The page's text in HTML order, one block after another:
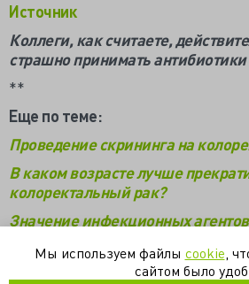
Источник
Коллеги, как считаете,
страшно принимать
**
Еще по теме:
Проведение скрининга на
В каком возрасте лучше
колоректальный рак?
Значение инфекционных
Мы используем файлы cookie ,
сайтом было